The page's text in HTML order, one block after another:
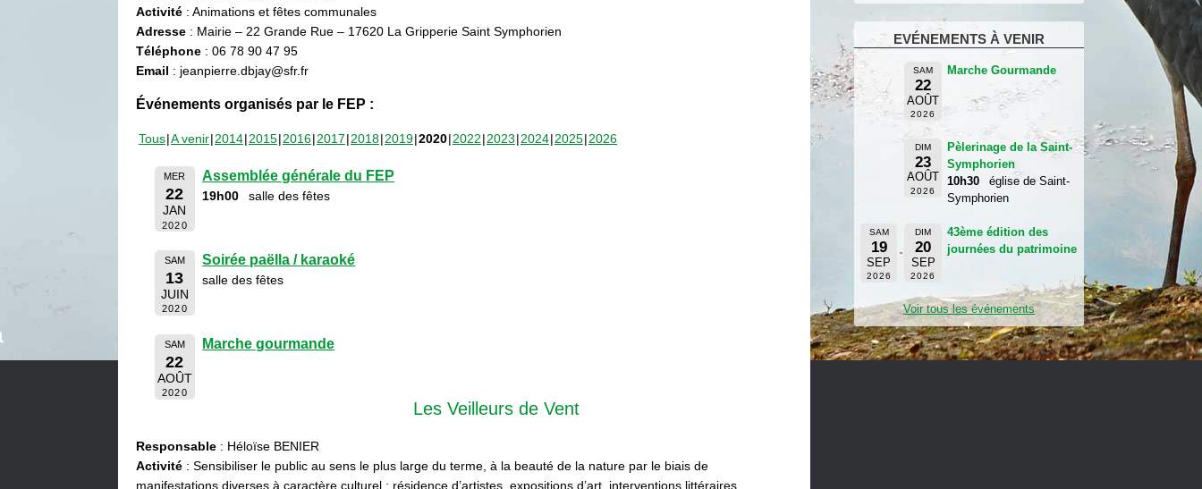
Activité : Animations et fêtes communales
Adresse : Mairie – 22 Grande Rue – 17620 La Gripperie Saint Symphorien
Téléphone : 06 78 90 47 95
Email : jeanpierre.dbjay@sfr.fr
Événements organisés par le FEP :
Tous A venir 2014 2015 2016 2017 2018 2019 2020 2022 2023 2024 2025 2026
MER
22
JAN
2020
Assemblée générale du FEP
19h00 salle des fêtes
SAM
13
JUIN
2020
Soirée paëlla / karaoké
salle des fêtes
SAM
22
AOÛT
2020
Marche gourmande
Les Veilleurs de Vent
Responsable : Héloïse BENIER
Activité : Sensibiliser le public au sens le plus large du terme, à la beauté de la nature par le biais de
manifestations diverses à caractère culturel : résidence d’artistes, expositions d’art, interventions littéraires,
EVÉNEMENTS À VENIR
SAM
22
AOÛT
2026
Marche Gourmande
DIM
23
AOÛT
2026
Pèlerinage de la Saint-
Symphorien
10h30
église de Saint-
Symphorien
SAM
19
SEP
2026
DIM
20
SEP
2026
43ème édition des
journées du patrimoine
Voir tous les événements